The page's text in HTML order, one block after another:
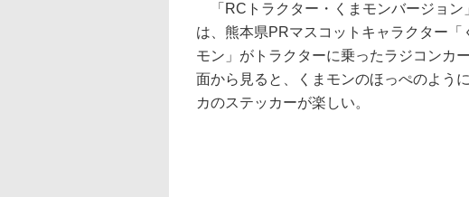
「RCトラクター・くまモンバージョン
は、熊本県PRマスコットキャラクター「
モン」がトラクターに乗ったラジコンカ
面から見ると、くまモンのほっぺのよう
カのステッカーが楽しい。